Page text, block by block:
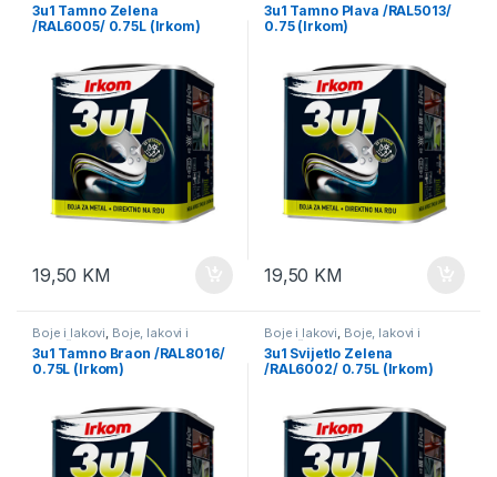
3u1 Tamno Zelena
/RAL6005/ 0.75L (Irkom)
19,50 KM
3u1 Tamno Plava /RAL5013/
0.75 (Irkom)
19,50 KM
Boje i lakovi, Boje, lakovi i
potrošni materijal
3u1 Tamno Braon /RAL8016/
0.75L (Irkom)
Boje i lakovi, Boje, lakovi i
potrošni materijal
3u1 Svijetlo Zelena
/RAL6002/ 0.75L (Irkom)